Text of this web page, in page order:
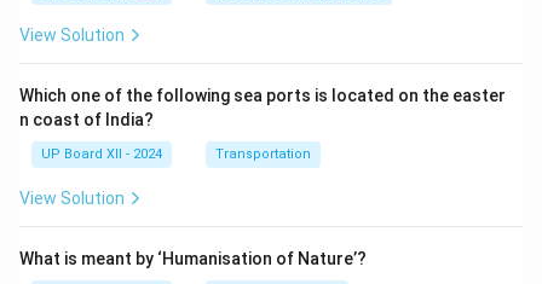
View Solution
Which one of the following sea ports is located on the easter
n coast of India?
UP Board XII - 2024 Transportation
View Solution
What is meant by ‘Humanisation of Nature’?